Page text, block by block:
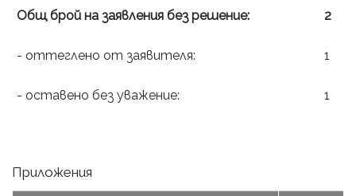
Общ брой на заявления без решение: 2
- оттеглено от заявителя: 1
- оставено без уважение: 1
Приложения